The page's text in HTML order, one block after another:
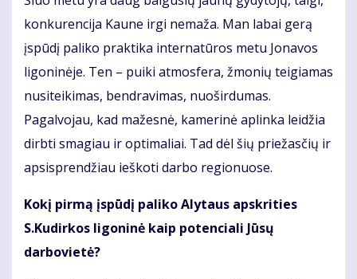
konkurencija Kaune irgi nemaža. Man labai gerą
įspūdį paliko praktika internatūros metu Jonavos
ligoninėje. Ten – puiki atmosfera, žmonių teigiamas
nusiteikimas, bendravimas, nuoširdumas.
Pagalvojau, kad mažesnė, kamerinė aplinka leidžia
dirbti smagiau ir optimaliai. Tad dėl šių priežasčių ir
apsisprendžiau ieškoti darbo regionuose.
Kokį pirmą įspūdį paliko Alytaus apskrities
S.Kudirkos ligoninė kaip potenciali Jūsų
darbovietė?